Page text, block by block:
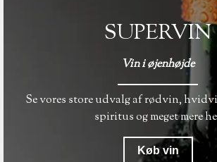
SUPERVIN
Vin i øjenhøjde
Se vores store udvalg af rødvin,
spiritus og meget mere
Køb vin